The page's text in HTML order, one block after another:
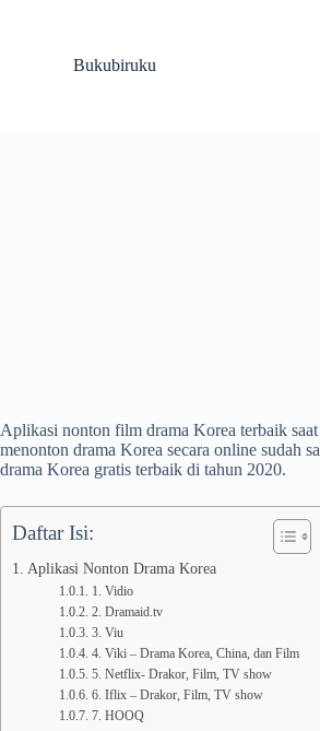
Bukubiruku
Aplikasi nonton film drama Korea terbaik
menonton drama Korea secara online sudah
drama Korea gratis terbaik di tahun 2020.
Daftar Isi:
Aplikasi Nonton Drama Korea
1. Vidio
2. Dramaid.tv
3. Viu
4. Viki – Drama Korea, China, dan Film
5. Netflix- Drakor, Film, TV show
6. Iflix – Drakor, Film, TV show
7. HOOQ